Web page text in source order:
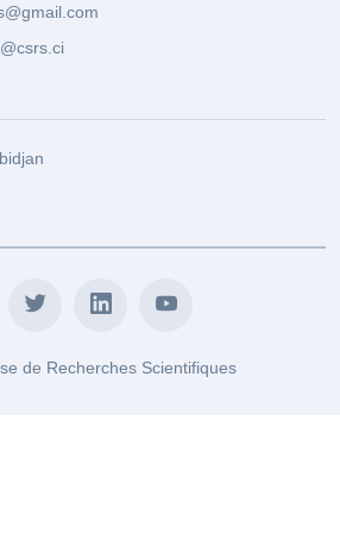
de Recherches Scientifiques